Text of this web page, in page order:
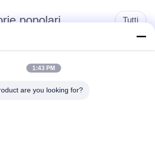
popolari Tutti
della maglia
1:43 PM
are you looking for?